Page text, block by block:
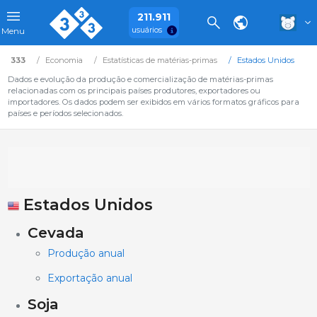
Menu
211.911
usuários
333 Economia Estatísticas de matérias-primas
Estados Unidos
Dados e evolução da produção e comercialização de matérias-primas
relacionadas com os principais países produtores, exportadores ou
importadores. Os dados podem ser exibidos em vários formatos gráficos para
países e períodos selecionados.
Estados Unidos
Cevada
Produção anual
Exportação anual
Soja